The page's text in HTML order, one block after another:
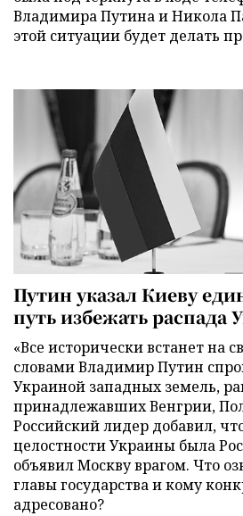
Владимира Путина и Никола
этой ситуации будет делать
Путин указал Киеву
путь избежать распада
«Все исторически встанет на
словами Владимир Путин
Украиной западных земель,
принадлежавших Венгрии,
Российский лидер добавил,
целостности Украины была
объявил Москву врагом. Что
главы государства и кому
адресовано?